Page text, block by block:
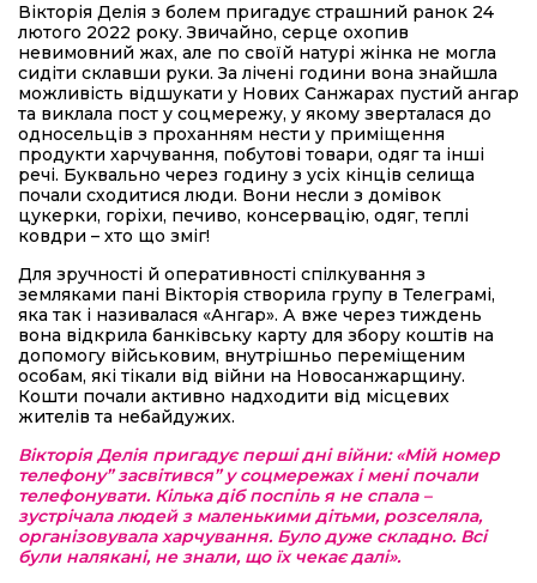
Вікторія Делія з болем пригадує страшний ранок 24
лютого 2022 року. Звичайно, серце охопив
невимовний жах, але по своїй натурі жінка не могла
сидіти склавши руки. За лічені години вона знайшла
можливість відшукати у Нових Санжарах пустий ангар
та виклала пост у соцмережу, у якому зверталася до
односельців з проханням нести у приміщення
продукти харчування, побутові товари, одяг та інші
речі. Буквально через годину з усіх кінців селища
почали сходитися люди. Вони несли з домівок
цукерки, горіхи, печиво, консервацію, одяг, теплі
ковдри – хто що зміг!
Для зручності й оперативності спілкування з
земляками пані Вікторія створила групу в Телеграмі,
яка так і називалася «Ангар». А вже через тиждень
вона відкрила банківську карту для збору коштів на
допомогу військовим, внутрішньо переміщеним
особам, які тікали від війни на Новосанжарщину.
Кошти почали активно надходити від місцевих
жителів та небайдужих.
Вікторія Делія пригадує перші дні війни: «Мій номер
телефону” засвітився” у соцмережах і мені почали
телефонувати. Кілька діб поспіль я не спала –
зустрічала людей з маленькими дітьми, розселяла,
організовувала харчування. Було дуже складно. Всі
були налякані, не знали, що їх чекає далі».